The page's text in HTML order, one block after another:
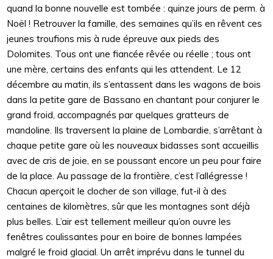
quand la bonne nouvelle est tombée : quinze jours de perm. à
Noël ! Retrouver la famille, des semaines qu’ils en rêvent ces
jeunes troufions mis à rude épreuve aux pieds des
Dolomites. Tous ont une fiancée rêvée ou réelle ; tous ont
une mère, certains des enfants qui les attendent. Le 12
décembre au matin, ils s’entassent dans les wagons de bois
dans la petite gare de Bassano en chantant pour conjurer le
grand froid, accompagnés par quelques gratteurs de
mandoline. Ils traversent la plaine de Lombardie, s’arrêtant à
chaque petite gare où les nouveaux bidasses sont accueillis
avec de cris de joie, en se poussant encore un peu pour faire
de la place. Au passage de la frontière, c’est l’allégresse !
Chacun aperçoit le clocher de son village, fut-il à des
centaines de kilomètres, sûr que les montagnes sont déjà
plus belles. L’air est tellement meilleur qu’on ouvre les
fenêtres coulissantes pour en boire de bonnes lampées
malgré le froid glacial. Un arrêt imprévu dans le tunnel du